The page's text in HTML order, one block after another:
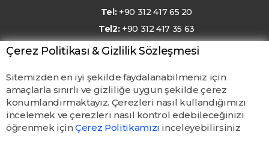
Tel: +90 312 417 65 20
Tel2: +90 312 417 35 63
E-Posta: kmo@kmo.org.tr
Çerez Politikası & Gizlilik Sözleşmesi
Sitemizden en iyi şekilde faydalanabilmeniz için
amaçlarla sınırlı ve gizliliğe uygun şekilde çerez
konumlandırmaktayız. Çerezleri nasıl kullandığımızı
incelemek ve çerezleri nasıl kontrol edebileceğinizi
öğrenmek içinÇerez Politikamızı inceleyebilirsiniz